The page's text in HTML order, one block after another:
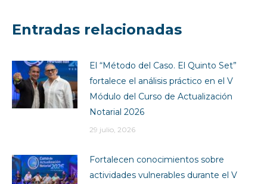
Entradas relacionadas
El “Método del Caso. El Quinto Set”
fortalece el análisis práctico en el V
Módulo del Curso de Actualización
Notarial 2026
29 julio, 2026
Fortalecen conocimientos sobre
actividades vulnerables durante el V